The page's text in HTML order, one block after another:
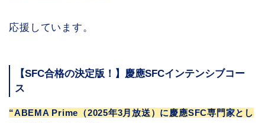
応援しています。
【SFC合格の決定版！】慶應SFCインテンシブコー
ス
“ABEMA Prime（2025年3月放送）に慶應SFC専門家とし